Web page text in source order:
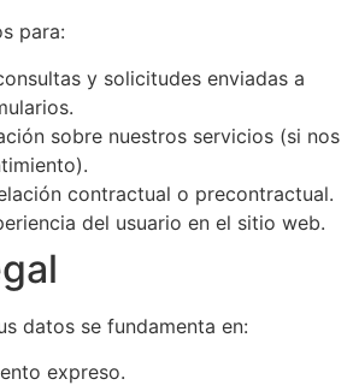
para:
y solicitudes enviadas a
sobre nuestros servicios (si nos
contractual o precontractual.
del usuario en el sitio web.
datos se fundamenta en:
expreso.